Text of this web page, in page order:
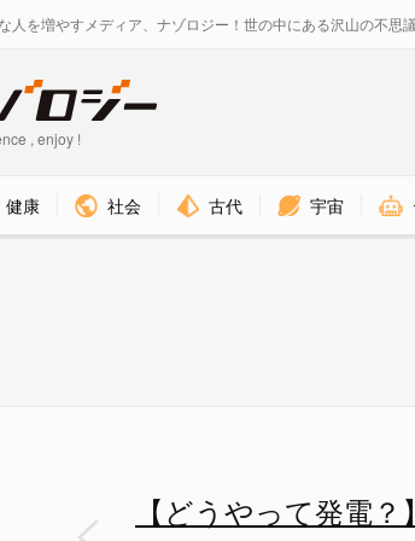
人を増やすメディア、ナゾロジー！世の中にある沢山の不思
, enjoy !
健康 社会 古代 宇宙
【どうやって発電